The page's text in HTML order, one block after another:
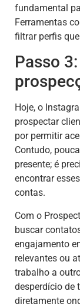
fundamental
Ferramentas
filtrar perfis
Passo
Hoje, o
prospectar
por permitir
Contudo,
presente; é
encontrar
contas.
Com o
buscar
engajamento
relevantes ou
trabalho a
desperdício de
diretamente